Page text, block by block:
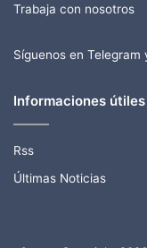
Trabaja con nosotros
Síguenos en
Informaciones útiles
Rss
Últimas Noticias